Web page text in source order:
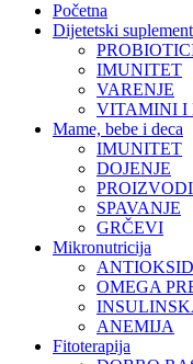
Početna
Dijetetski
IMUNITET
VARENJE
VITAMINI I
Mame, bebe i deca
IMUNITET
DOJENJE
SPAVANJE
GRČEVI
Mikronutricija
OMEGA
ANEMIJA
Fitoterapija